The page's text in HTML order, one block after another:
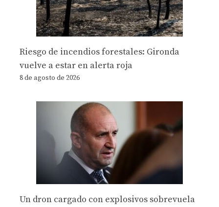
Riesgo de incendios forestales: Gironda
vuelve a estar en alerta roja
8 de agosto de 2026
Un dron cargado con explosivos sobrevuela